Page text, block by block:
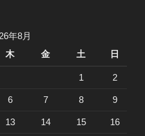
年8月
木 金 土 日
1 2
6 7 8 9
13 14 15 16